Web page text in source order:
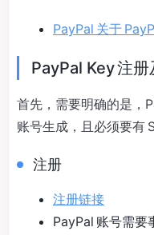
PayPal 关于
PayPal Key 注册
首先，需要明确的是，
账号生成，且必须要有
注册
注册链接
PayPal 账号需要